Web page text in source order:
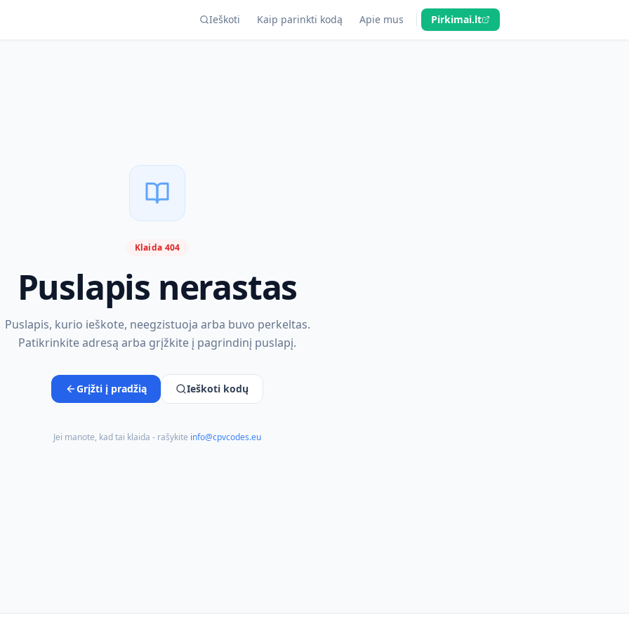
Ieškoti Kaip parinkti kodą Apie mus Pirkimai.lt
Klaida 404
Puslapis nerastas
Puslapis, kurio ieškote, neegzistuoja arba buvo perkeltas.
Patikrinkite adresą arba grįžkite į pagrindinį puslapį.
Grįžti į pradžią Ieškoti kodų
Jei manote, kad tai klaida - rašykite info@cpvcodes.eu